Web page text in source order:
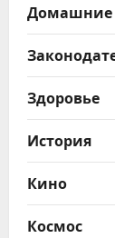
Домашние
Здоровье
История
Кино
Космос